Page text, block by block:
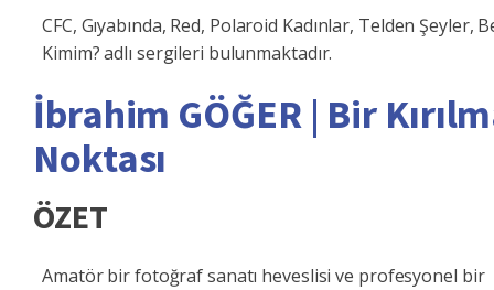
CFC, Gıyabında, Red, Polaroid Kadınlar, Telden Şeyler,
Kimim? adlı sergileri bulunmaktadır.
İbrahim GÖĞER | Bir
Noktası
ÖZET
Amatör bir fotoğraf sanatı heveslisi ve profesyonel bir